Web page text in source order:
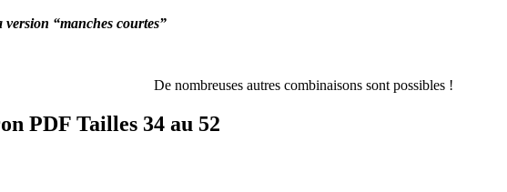
“manches courtes”
De nombreuses autres combinaisons sont possibles !
PDF Tailles 34 au 52